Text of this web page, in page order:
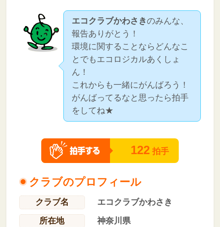
エコクラブかわさきのみんな、
報告ありがとう！
環境に関することならどんなこ
とでもエコロジカルあくしょ
ん！
これからも一緒にがんばろう！
がんばってるなと思ったら拍手
をしてね★
122 拍手
クラブのプロフィール
クラブ名
エコクラブかわさき
所在地
神奈川県